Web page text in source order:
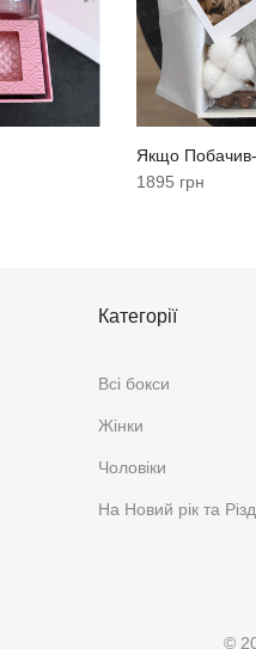
Якщо
1895 грн
Категорії
Всі бокси
Жінки
Чоловіки
На Новий рік та
©